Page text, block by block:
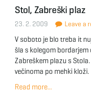
Stol, Zabreški plaz
23. 2. 2009 Leave a
V soboto je blo treba it
šla s kolegom
Zabreškem plazu s
večinoma po mehki kloži.
Read more...